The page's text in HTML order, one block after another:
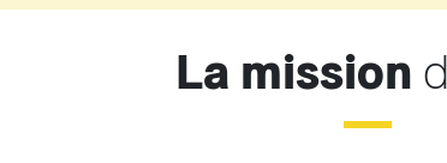
La mission